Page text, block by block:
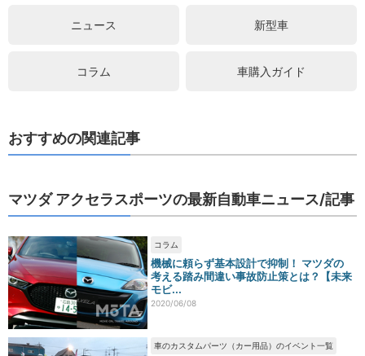
ニュース 新型車
コラム 車購入ガイド
おすすめの関連記事
マツダ アクセラスポーツの最新自動車ニュース/記事
コラム
機械に頼らず基本設計で抑制！ マツダの
考える踏み間違い事故防止策とは？【未来
モビ...
2020/06/08
車のカスタムパーツ（カー用品）のイベント一覧